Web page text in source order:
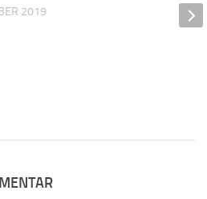
2019